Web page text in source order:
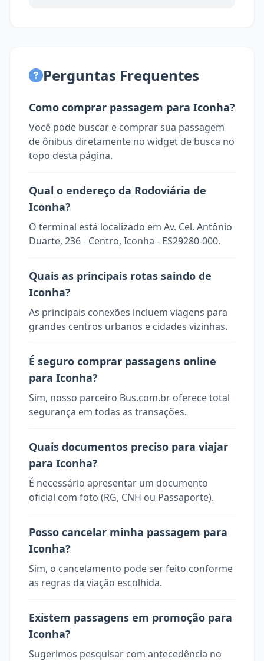
Perguntas Frequentes
Como comprar passagem para Iconha?
Você pode buscar e comprar sua passagem
de ônibus diretamente no widget de busca no
topo desta página.
Qual o endereço da Rodoviária de
Iconha?
O terminal está localizado em Av. Cel. Antônio
Duarte, 236 - Centro, Iconha - ES29280-000.
Quais as principais rotas saindo de
Iconha?
As principais conexões incluem viagens para
grandes centros urbanos e cidades vizinhas.
É seguro comprar passagens online
para Iconha?
Sim, nosso parceiro Bus.com.br oferece total
segurança em todas as transações.
Quais documentos preciso para viajar
para Iconha?
É necessário apresentar um documento
oficial com foto (RG, CNH ou Passaporte).
Posso cancelar minha passagem para
Iconha?
Sim, o cancelamento pode ser feito conforme
as regras da viação escolhida.
Existem passagens em promoção para
Iconha?
Sugerimos pesquisar com antecedência no